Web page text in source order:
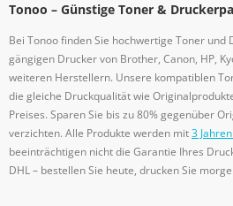
Tonoo – Günstige Toner &
Bei Tonoo finden Sie hochwertige Toner
gängigen Drucker von Brother, Canon, HP,
weiteren Herstellern. Unsere kompatiblen
die gleiche Druckqualität wie
Preises. Sparen Sie bis zu 80% gegenüber
verzichten. Alle Produkte werden mit3
beeinträchtigen nicht die Garantie Ihres
DHL – bestellen Sie heute, drucken Sie